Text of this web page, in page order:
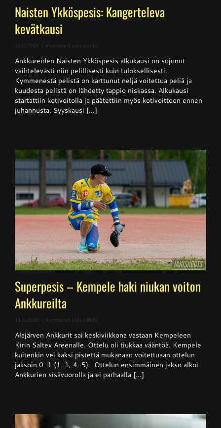
Naisten Ykköspesis: Kangerteleva
kevätkausi
19.6.2026 Kommentit pois päältä
Ykköspesis:
Kangerteleva
kevätkausi
Ankkureiden Naisten Ykköspesis alkukausi on sujunut
vaihtelevasti niin pelillisesti kuin tuloksellisesti.
Kymmenestä pelistä on karttunut neljä voitettua peliä ja
kuudesta pelistä on lähdetty tappio niskassa. Alkukausi
startattiin kotivoitolla ja päätettiin myös kotivoittoon ennen
juhannusta. Syyskausi [...]
Superpesis – Kempele haki niukan voiton
Ankkureilta
11.6.2026 Kommentit pois päältä
–
Kempele
haki
niukan
voiton
Ankkureilta
Alajärven Ankkurit sai keskiviikkona vastaan Kempeleen
Kirin Saltex Areenalle. Ottelu oli tiukkaa vääntöä. Kempele
kuitenkin vei kaksi pistettä mukanaan voitettuaan ottelun
jaksoin 0-1 (1-1, 4-5) Ottelun ensimmäinen jakso alkoi
Ankkurien sisävuorolla ja ei parhaalla [...]